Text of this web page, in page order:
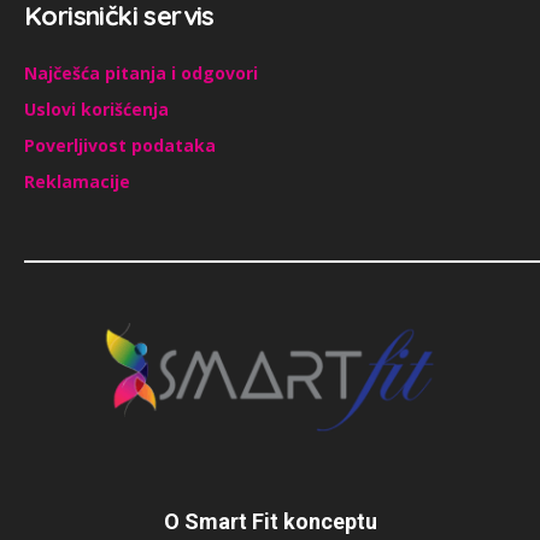
Korisnički servis
Najčešća pitanja i odgovori
Uslovi korišćenja
Poverljivost podataka
Reklamacije
O Smart Fit konceptu